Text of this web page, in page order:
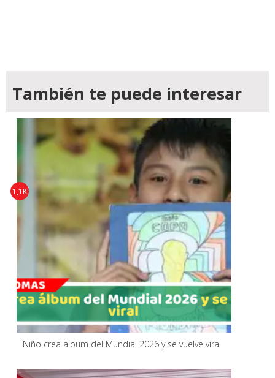
También te puede interesar
Niño crea álbum del Mundial 2026 y se vuelve viral
1,1K